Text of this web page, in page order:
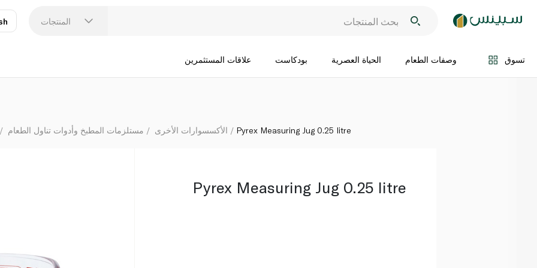
المنتجات
تسوق وصفات الطعام الحياة العصرية بودكاست علاقات المستثمرين
اضف الى السلة
مستلزمات المطبخ وأدوات تناول الطعام الأكسسوارات الأخرى Pyrex Measuring Jug 0.25 litre
Pyrex Measuring Jug 0.25 litre